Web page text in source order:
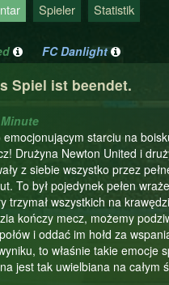
Spieler Statistik
FC Danlight
Spiel ist beendet.
emocjonującym starciu na
Drużyna Newton United i
z siebie wszystko przez
To był pojedynek pełen
trzymał wszystkich na
kończy mecz, możemy
i oddać im hołd za
to właśnie takie emocje
jest tak uwielbiana na całym